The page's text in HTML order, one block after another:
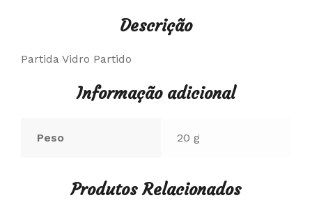
Descrição
Partida Vidro Partido
Informação adicional
Peso 20 g
Produtos Relacionados